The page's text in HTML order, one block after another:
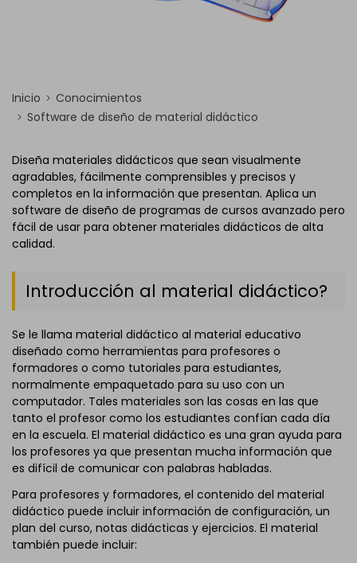
Inicio
Conocimientos
Software de diseño de material didáctico
Diseña materiales didácticos que sean visualmente
agradables, fácilmente comprensibles y precisos y
completos en la información que presentan. Aplica un
software de diseño de programas de cursos avanzado pero
fácil de usar para obtener materiales didácticos de alta
calidad.
Introducción al material didáctico?
Se le llama material didáctico al material educativo
diseñado como herramientas para profesores o
formadores o como tutoriales para estudiantes,
normalmente empaquetado para su uso con un
computador. Tales materiales son las cosas en las que
tanto el profesor como los estudiantes confían cada día
en la escuela. El material didáctico es una gran ayuda para
los profesores ya que presentan mucha información que
es difícil de comunicar con palabras habladas.
Para profesores y formadores, el contenido del material
didáctico puede incluir información de configuración, un
plan del curso, notas didácticas y ejercicios. El material
también puede incluir: